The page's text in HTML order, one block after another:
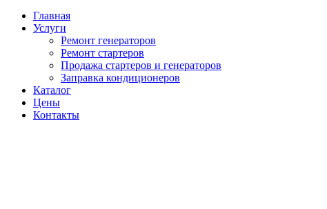
Главная
Услуги
Ремонт генераторов
Ремонт стартеров
Продажа стартеров и генераторов
Заправка кондиционеров
Каталог
Цены
Контакты